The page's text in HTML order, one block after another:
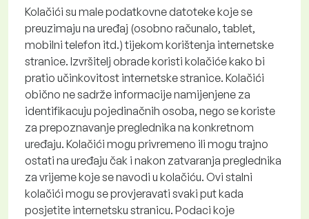
Kolačići su male podatkovne datoteke koje se
preuzimaju na uređaj (osobno računalo, tablet,
mobilni telefon itd.) tijekom korištenja internetske
stranice. Izvršitelj obrade koristi kolačiće kako bi
pratio učinkovitost internetske stranice. Kolačići
obično ne sadrže informacije namijenjene za
identifikacuju pojedinačnih osoba, nego se koriste
za prepoznavanje preglednika na konkretnom
uređaju. Kolačići mogu privremeno ili mogu trajno
ostati na uređaju čak i nakon zatvaranja preglednika
za vrijeme koje se navodi u kolačiću. Ovi stalni
kolačići mogu se provjeravati svaki put kada
posjetite internetsku stranicu. Podaci koje